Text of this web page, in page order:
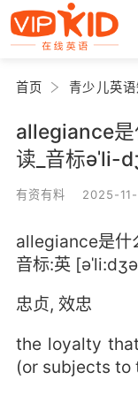
首页 青少儿英语
allegiance
读_音标əˈli-
有资有料 2025-
allegiance是什
音标:英
忠贞, 效忠
the loyalty
(or subjects to